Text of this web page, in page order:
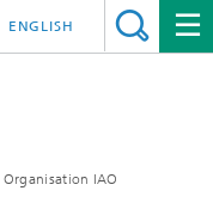
IAO
ENGLISH